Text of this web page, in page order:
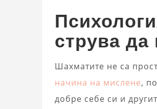
струва
Шахматите не са
начина на мислене,
добре себе си и